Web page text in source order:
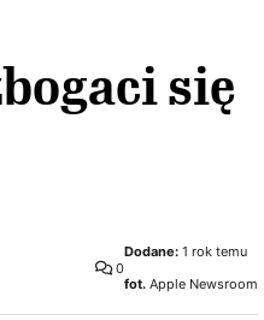
się
0
Dodane: 1 rok temu
fot. Apple Newsroom